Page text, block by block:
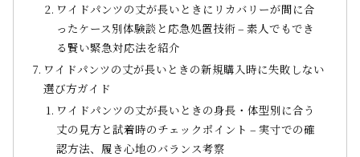
ワイドパンツの丈が長いときにリカバリーが間に合
ったケース別体験談と応急処置技術 – 素人でもでき
る賢い緊急対応法を紹介
ワイドパンツの丈が長いときの新規購入時に失敗しない
選び方ガイド
ワイドパンツの丈が長いときの身長・体型別に合う
丈の見方と試着時のチェックポイント – 実寸での確
認方法、履き心地のバランス考察